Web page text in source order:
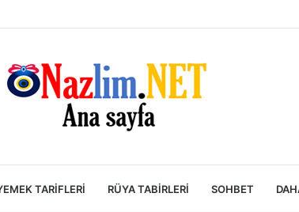
TARIFLERI RÜYA TABIRLERI SOHBET